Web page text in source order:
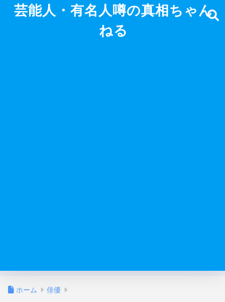
芸能人・有名人噂の真相ちゃん
ねる
ホーム 俳優